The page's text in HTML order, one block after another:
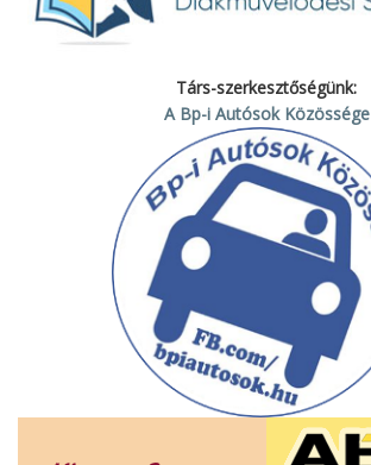
Társ-szerkesztőségünk:
A Bp-i Autósok Közössége